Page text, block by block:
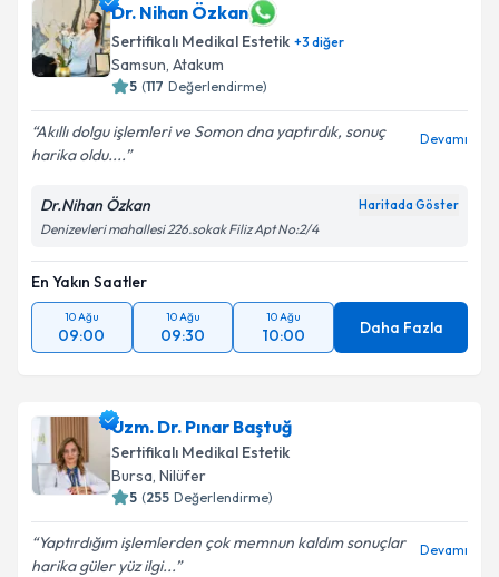
Dr. Nihan Özkan
Sertifikalı Medikal Estetik +3 diğer
Samsun, Atakum
5 (117 Değerlendirme)
Akıllı dolgu işlemleri ve Somon dna yaptırdık, sonuç
harika oldu....
Devamı
Dr.Nihan Özkan Haritada Göster
Denizevleri mahallesi 226.sokak Filiz Apt No:2/4
En Yakın Saatler
10 Ağu
09:00
10 Ağu
09:30
10 Ağu
10:00 Daha Fazla
Uzm. Dr. Pınar Baştuğ
Sertifikalı Medikal Estetik
Bursa, Nilüfer
5 (255 Değerlendirme)
Yaptırdığım işlemlerden çok memnun kaldım sonuçlar
harika güler yüz ilgi...
Devamı